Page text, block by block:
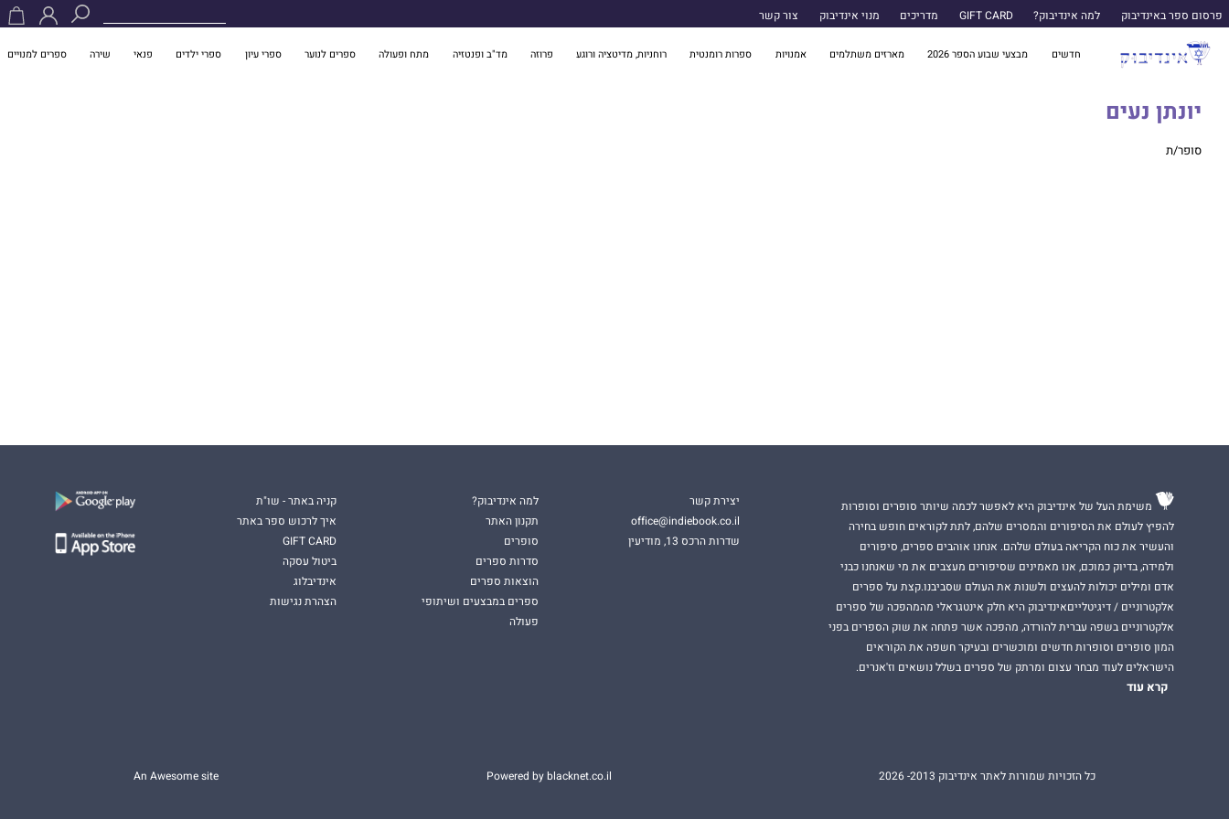
פרסום ספר באינדיבוק למה אינדיבוק? GIFT CARD מדריכים מנוי אינדיבוק צור קשר
חדשים מבצעי שבוע הספר 2026 מארזים משתלמים אמנויות ספרות רומנטית רוחניות, מדיטציה ורוגע פרוזה מד"ב ופנטזיה מתח ופעולה ספרים לנוער ספרי עיון ספרי ילדים פנאי שירה ספרים למנויים
יונתן נעים
סופר/ת
משימת העל של אינדיבוק היא לאפשר לכמה שיותר סופרים וסופרות
להפיץ לעולם את הסיפורים והמסרים שלהם, לתת לקוראים חופש בחירה
והעשיר את כוח הקריאה בעולם שלהם. אנחנו אוהבים ספרים, סיפורים
ולמידה, בדיוק כמוכם, אנו מאמינים שסיפורים מעצבים את מי שאנחנו כבני
אדם ומילים יכולות להעצים ולשנות את העולם שסביבנו.קצת על ספרים
אלקטרוניים / דיגיטלייםאינדיבוק היא חלק אינטגראלי מהמהפכה של ספרים
אלקטרוניים בשפה עברית להורדה, מהפכה אשר פתחה את שוק הספרים בפני
המון סופרים וסופרות חדשים ומוכשרים ובעיקר חשפה את הקוראים
הישראלים לעוד מבחר עצום ומרתק של ספרים בשלל נושאים וז'אנרים.
קרא עוד
יצירת קשר
office@indiebook.co.il
שדרות הרכס 13, מודיעין
למה אינדיבוק?
תקנון האתר
סופרים
סדרות ספרים
הוצאות ספרים
ספרים במבצעים ושיתופי
פעולה
קניה באתר - שו"ת
איך לרכוש ספר באתר
GIFT CARD
ביטול עסקה
אינדיבלוג
הצהרת נגישות
כל הזכויות שמורות לאתר אינדיבוק 2013- 2026 Powered by blacknet.co.il
An Awesome site